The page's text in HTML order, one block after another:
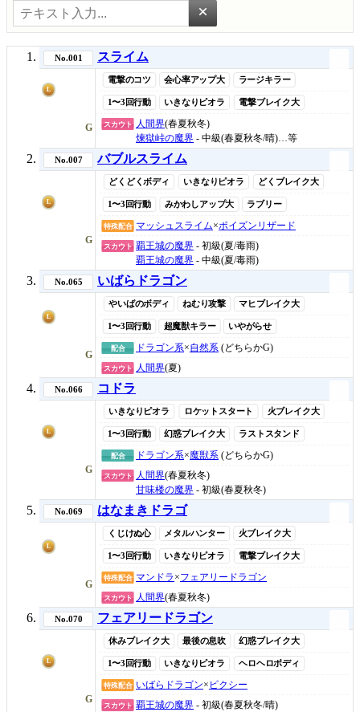
×
No.001 スライム
L
G
電撃のコツ 会心率アップ大 ラージキラー
1〜3回行動 いきなりピオラ 電撃ブレイク大
スカウト 人間界(春夏秋冬)
煉獄峠の魔界 - 中級(春夏秋冬/晴)…等
No.007 バブルスライム
L
G
どくどくボディ いきなりピオラ どくブレイク大
1〜3回行動 みかわしアップ大 ラブリー
特殊配合 マッシュスライム×ポイズンリザード
スカウト 覇王城の魔界 - 初級(夏/毒雨)
覇王城の魔界 - 中級(夏/毒雨)
No.065 いばらドラゴン
L
G
やいばのボディ ねむり攻撃 マヒブレイク大
1〜3回行動 超魔獣キラー いやがらせ
配合 ドラゴン系×自然系 (どちらかG)
スカウト 人間界(夏)
No.066 コドラ
L
G
いきなりピオラ ロケットスタート 火ブレイク大
1〜3回行動 幻惑ブレイク大 ラストスタンド
配合 ドラゴン系×魔獣系 (どちらかG)
スカウト 人間界(春夏秋冬)
甘味楼の魔界 - 初級(春夏秋冬)
No.069 はなまきドラゴ
L
G
くじけぬ心 メタルハンター 火ブレイク大
1〜3回行動 いきなりピオラ 電撃ブレイク大
特殊配合 マンドラ ×フェアリードラゴン
スカウト 人間界(春夏秋冬)
No.070 フェアリードラゴン
L
G
休みブレイク大 最後の息吹 幻惑ブレイク大
1〜3回行動 いきなりピオラ ヘロヘロボディ
特殊配合 いばらドラゴン× ピクシー
スカウト 覇王城の魔界 - 初級(春夏秋冬/晴)